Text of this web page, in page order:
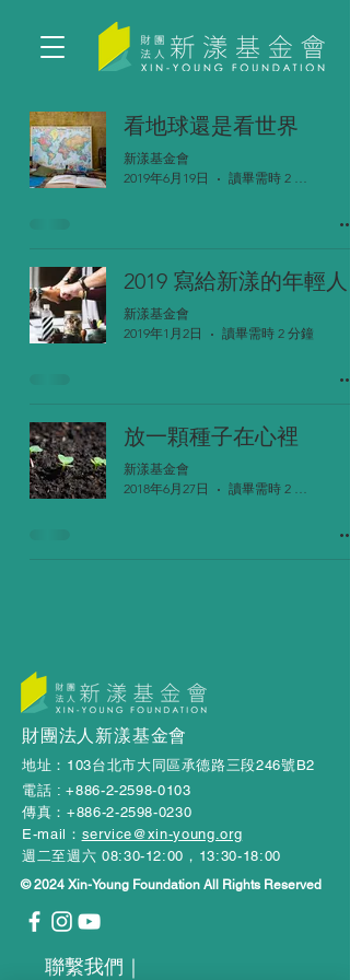
看地球還是看世界
新漾基金會
2019年6月19日
讀畢需時 2 分鐘
2019 寫給新漾的年輕人
新漾基金會
2019年1月2日
讀畢需時 2 分鐘
放一顆種子在心裡
新漾基金會
2018年6月27日
讀畢需時 2 分鐘
財團法人新漾基金會
地址：103台北市大同區承德路三段246號B2​
電話 :+886-2-2598-0103
​傳真：+886-2-2598-0230
E-mail： service@xin-young.org
週二至週六 08:30-12:00，13:30-18:00
© 2024 Xin-Young Foundation All Rights Reserved
​聯繫我們｜